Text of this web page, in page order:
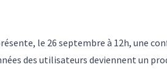
le 26 septembre à 12h, une
des utilisateurs deviennent un